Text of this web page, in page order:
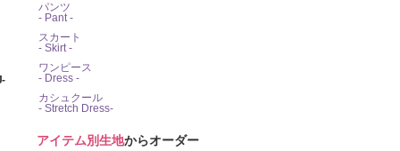
パンツ
- Pant -
スカート
- Skirt -
ワンピース
- Dress -
カシュクール
- Stretch Dress-
アイテム別生地からオーダー